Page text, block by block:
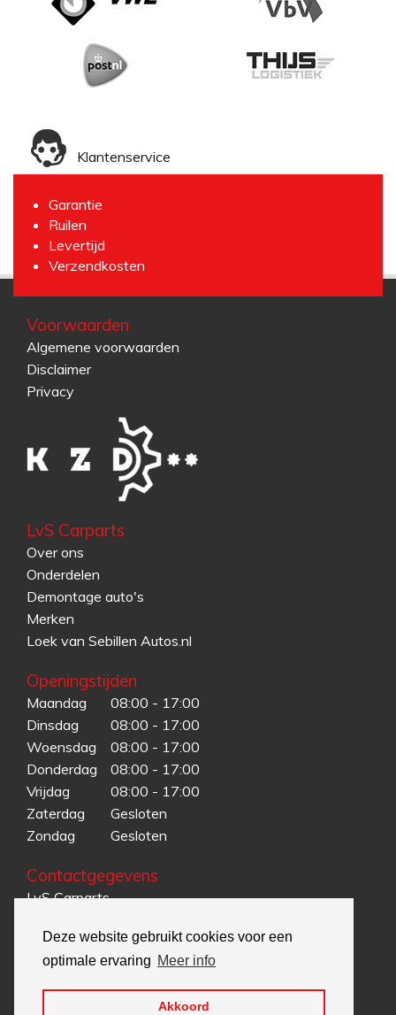
Deze website gebruikt cookies voor een
optimale ervaring Meer info
Akkoord
Klantenservice
Garantie
Ruilen
Levertijd
Verzendkosten
Voorwaarden
Algemene voorwaarden
Disclaimer
Privacy
LvS Carparts
Over ons
Onderdelen
Demontage auto's
Merken
Loek van Sebillen Autos.nl
Openingstijden
Maandag
08:00 - 17:00
Dinsdag
08:00 - 17:00
Woensdag
08:00 - 17:00
Donderdag
08:00 - 17:00
Vrijdag
08:00 - 17:00
Zaterdag
Gesloten
Zondag
Gesloten
Contactgegevens
LvS Carparts
5995 MG Kessel
085-902 00 51
info@lvscarparts.com